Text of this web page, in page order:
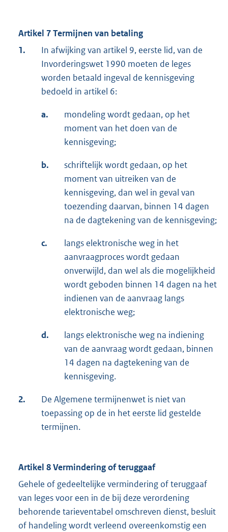
Artikel 7 Termijnen van betaling
1.
In afwijking van artikel 9, eerste lid, van de
Invorderingswet 1990 moeten de leges
worden betaald ingeval de kennisgeving
bedoeld in artikel 6:
a.
mondeling wordt gedaan, op het
moment van het doen van de
kennisgeving;
b.
schriftelijk wordt gedaan, op het
moment van uitreiken van de
kennisgeving, dan wel in geval van
toezending daarvan, binnen 14 dagen
na de dagtekening van de kennisgeving;
c.
langs elektronische weg in het
aanvraagproces wordt gedaan
onverwijld, dan wel als die mogelijkheid
wordt geboden binnen 14 dagen na het
indienen van de aanvraag langs
elektronische weg;
d.
langs elektronische weg na indiening
van de aanvraag wordt gedaan, binnen
14 dagen na dagtekening van de
kennisgeving.
2.
De Algemene termijnenwet is niet van
toepassing op de in het eerste lid gestelde
termijnen.
Artikel 8 Vermindering of teruggaaf
Gehele of gedeeltelijke vermindering of teruggaaf
van leges voor een in de bij deze verordening
behorende tarieventabel omschreven dienst, besluit
of handeling wordt verleend overeenkomstig een